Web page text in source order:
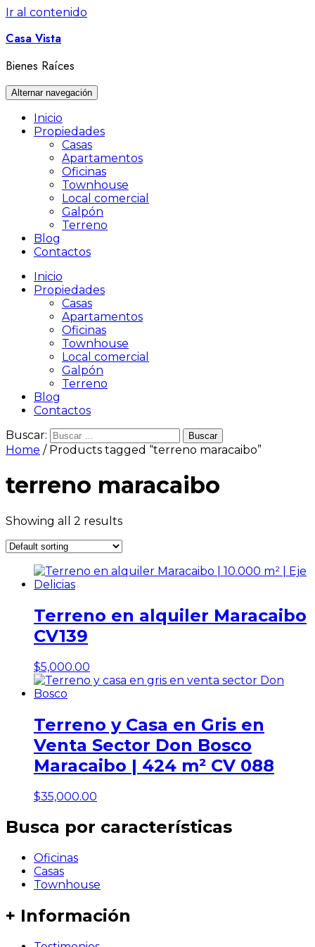
Ir al contenido
Casa Vista
Bienes Raíces
Alternar navegación
Inicio
Propiedades
Casas
Apartamentos
Oficinas
Townhouse
Local comercial
Galpón
Terreno
Blog
Contactos
Inicio
Propiedades
Casas
Apartamentos
Oficinas
Townhouse
Local comercial
Galpón
Terreno
Blog
Contactos
Buscar:
Home / Products tagged “terreno maracaibo”
terreno maracaibo
Showing all 2 results
Terreno en alquiler Maracaibo
CV139
$5,000.00
Terreno y Casa en Gris en
Venta Sector Don Bosco
Maracaibo | 424 m² CV 088
$35,000.00
Busca por características
Oficinas
Casas
Townhouse
+ Información